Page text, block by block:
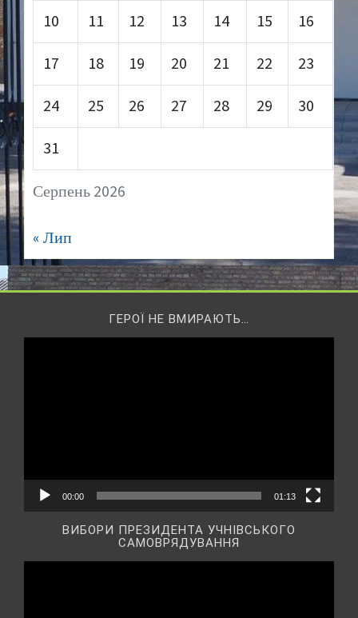
Серпень 2026
10 11 12 13 14 15 16
17 18 19 20 21 22 23
24 25 26 27 28 29 30
31
« Лип
ГЕРОЇ НЕ ВМИРАЮТЬ…
00:00 01:13
ВИБОРИ ПРЕЗИДЕНТА УЧНІВСЬКОГО
САМОВРЯДУВАННЯ